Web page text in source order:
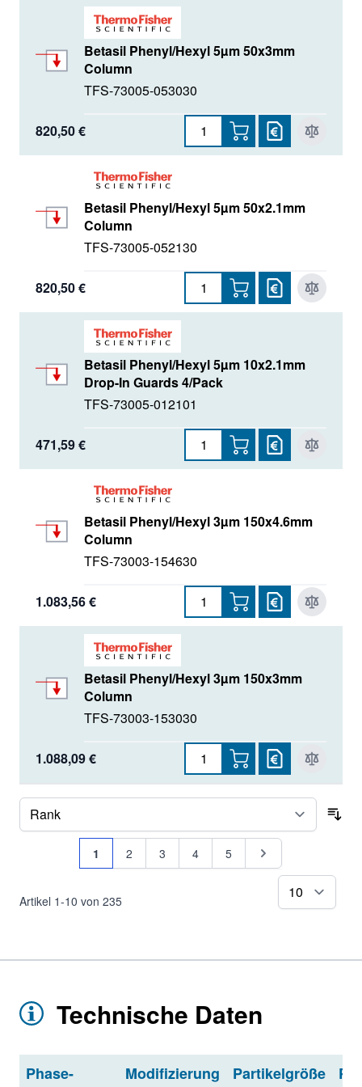
Betasil Phenyl/Hexyl 5µm 50x3mm
Column
TFS-73005-053030
820,50 €
Betasil Phenyl/Hexyl 5µm 50x2.1mm
Column
TFS-73005-052130
820,50 €
Betasil Phenyl/Hexyl 5µm 10x2.1mm
Drop-In Guards 4/Pack
TFS-73005-012101
471,59 €
Betasil Phenyl/Hexyl 3µm 150x4.6mm
Column
TFS-73003-154630
1.083,56 €
Betasil Phenyl/Hexyl 3µm 150x3mm
Column
TFS-73003-153030
1.088,09 €
Artikel 1-10 von 235
Seite
Sie lesen gerade Seite
1 Seite
2 Seite
3 Seite
4 Seite
5 Seite
Technische Daten
Phase-
Modifizierung Partikelgröße